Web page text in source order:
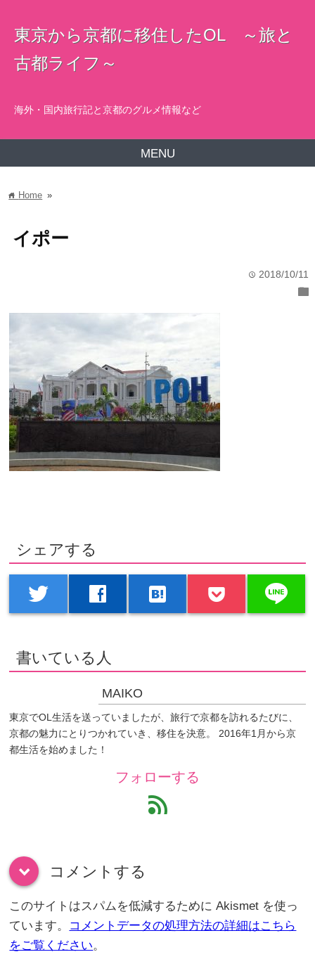
東京から京都に移住したOL ～旅と
古都ライフ～
海外・国内旅行記と京都のグルメ情報など
MENU
home Home »
イポー
time 2018/10/11
folder
シェアする
twitter facebook hatenabookmark line
書いている人
MAIKO
東京でOL生活を送っていましたが、旅行で京都を訪れるたびに、
京都の魅力にとりつかれていき、移住を決意。 2016年1月から京
都生活を始めました！
フォローする
feed
down コメントする
このサイトはスパムを低減するために Akismet を使っ
ています。 コメントデータの処理方法の詳細はこちら
をご覧ください。